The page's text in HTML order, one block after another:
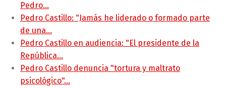
Pedro…
Pedro Castillo: "Jamás he liderado o formado parte
de una…
Pedro Castillo en audiencia: "El presidente de la
República…
Pedro Castillo denuncia "tortura y maltrato
psicológico"…